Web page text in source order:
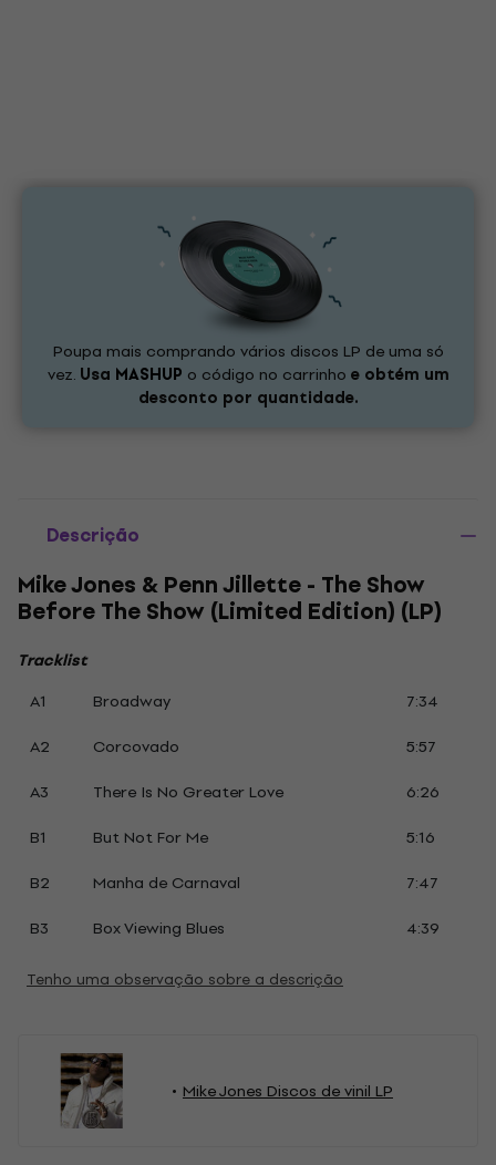
Poupa mais comprando vários discos LP de uma só
vez. Usa MASHUP o código no carrinho e obtém um
desconto por quantidade.
Descrição
Mike Jones & Penn Jillette - The Show
Before The Show (Limited Edition) (LP)
Tracklist
A1
Broadway
7:34
A2
Corcovado
5:57
A3
There Is No Greater Love
6:26
B1
But Not For Me
5:16
B2
Manha de Carnaval
7:47
B3
Box Viewing Blues 4:39
Tenho uma observação sobre a descrição
Mike Jones Discos de vinil LP